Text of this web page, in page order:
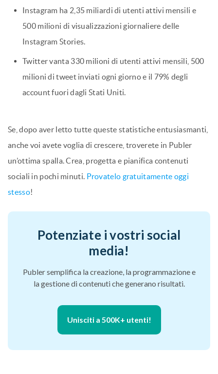
Instagram ha 2,35 miliardi di utenti attivi mensili e
500 milioni di visualizzazioni giornaliere delle
Instagram Stories.
Twitter vanta 330 milioni di utenti attivi mensili, 500
milioni di tweet inviati ogni giorno e il 79% degli
account fuori dagli Stati Uniti.
Se, dopo aver letto tutte queste statistiche entusiasmanti,
anche voi avete voglia di crescere, troverete in Publer
un’ottima spalla. Crea, progetta e pianifica contenuti
sociali in pochi minuti. Provatelo gratuitamente oggi
stesso!
Potenziate i vostri social
media!
Publer semplifica la creazione, la programmazione e
la gestione di contenuti che generano risultati.
Unisciti a 500K+ utenti!